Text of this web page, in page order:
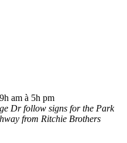
am à 5h pm
Dr follow signs for the Park
from Ritchie Brothers